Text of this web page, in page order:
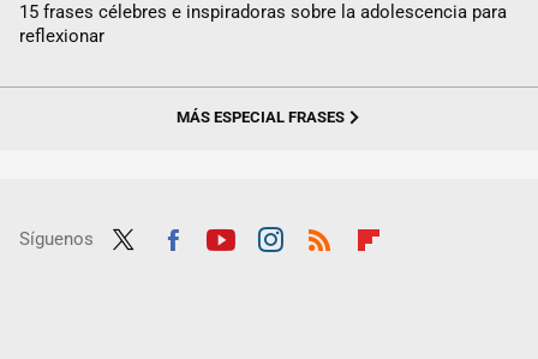
15 frases célebres e inspiradoras sobre la adolescencia para
reflexionar
MÁS ESPECIAL FRASES
Síguenos